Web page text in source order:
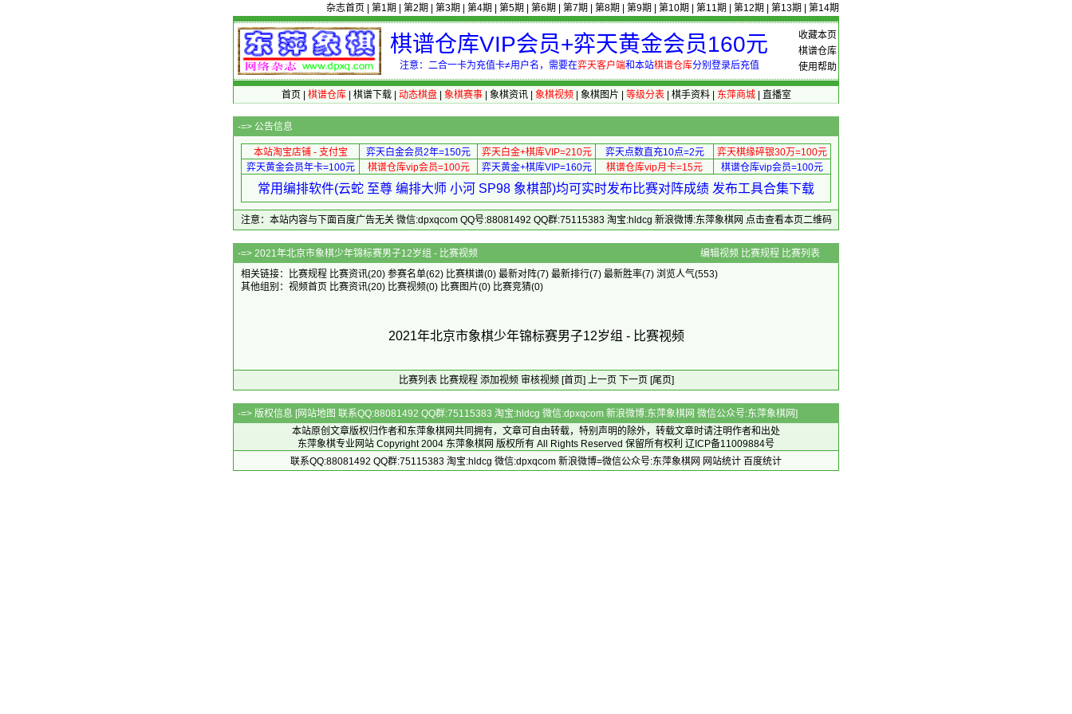
杂志首页 第1期 第2期 第3期 第4期 第5期 第6期 第7期 第8期 第9期 第10期 第11期 第12期 第13期 第14期
收藏本页
棋谱仓库
使用帮助
棋谱仓库VIP会员+弈天黄金会员160元
注意：二合一卡为充值卡≠用户名，需要在弈天客户端和本站棋谱仓库分别登录后充值
首页 棋谱仓库| 棋谱下载| 动态棋盘| 象棋赛事| 象棋资讯| 象棋视频 象棋图片 等级分表| 棋手资料| 东萍商城| 直播室
-=> 公告信息
本站淘宝店铺 - 支付宝 弈天白金会员2年=150元 弈天白金+棋库VIP=210元 弈天点数直充10点=2元
弈天棋缘碎银30万=100元
弈天黄金会员年卡=100元
棋谱仓库vip会员=100元 弈天黄金+棋库VIP=160元 棋谱仓库vip月卡=15元 棋谱仓库vip会员=100元
常用编排软件(云蛇 至尊 编排大师 小河 SP98 象棋部)均可实时发布比赛对阵成绩 发布工具合集下载
注意：本站内容与下面百度广告无关 微信:dpxqcom QQ号:88081492 QQ群:75115383 淘宝:hldcg 新浪微博:东萍象棋网 点击查看本页二维码
-=> 2021年北京市象棋少年锦标赛男子12岁组 - 比赛视频 编辑视频 比赛规程 比赛列表
相关链接：
比赛规程 比赛资讯(20) 参赛名单(62) 比赛棋谱(0) 最新对阵(7) 最新排行(7) 最新胜率(7) 浏览人气(553)
其他组别： 视频首页 比赛资讯(20) 比赛视频(0) 比赛图片(0) 比赛竞猜(0)
2021年北京市象棋少年锦标赛男子12岁组 - 比赛视频
比赛列表 比赛规程 添加视频 审核视频 [首页] 上一页 下一页 [尾页]
-=> 版权信息 [网站地图 联系QQ:88081492 QQ群:75115383 淘宝:hldcg 微信:dpxqcom 新浪微博:东萍象棋网 微信公众号:东萍象棋网]
本站原创文章版权归作者和 东萍象棋网共同拥有，文章可自由转载，特别声明的除外，转载文章时请注明作者和出处
东萍象棋专业网站 Copyright 2004 东萍象棋网 版权所有 All Rights Reserved 保留所有权利 辽ICP备11009884号
联系QQ:88081492 QQ群:75115383 淘宝:hldcg 微信:dpxqcom 新浪微博=微信公众号:东萍象棋网 网站统计 百度统计